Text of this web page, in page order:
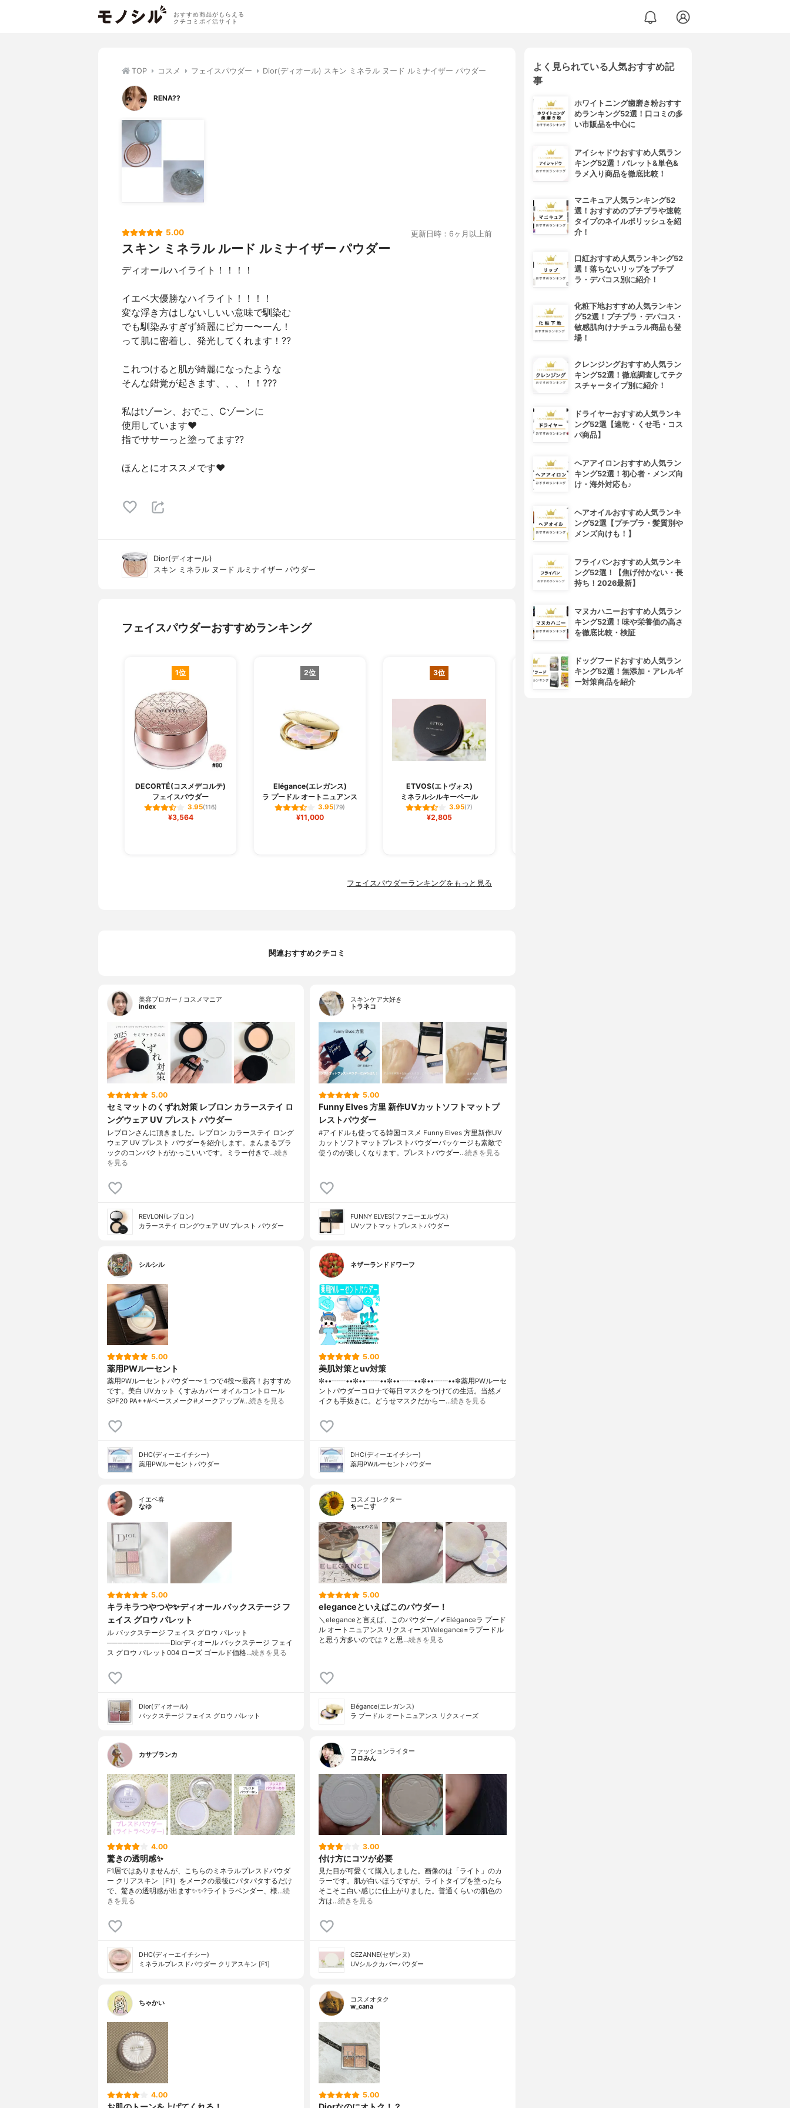
おすすめ商品がもらえる
クチコミポイ活サイト
TOP コスメ フェイスパウダー Dior(ディオール) スキン ミネラル ヌード ルミナイザー パウダー
RENA??
5.00 更新日時：6ヶ月以上前
スキン ミネラル ルード ルミナイザー パウダー
ディオールハイライト！！！！
イエベ大優勝なハイライト！！！！
変な浮き方はしないしいい意味で馴染む
でも馴染みすぎず綺麗にピカー〜ーん！
って肌に密着し、発光してくれます！??
これつけると肌が綺麗になったような
そんな錯覚が起きます、、、！！???
私はtゾーン、おでこ、Cゾーンに
使用しています❤
指でササーっと塗ってます??
ほんとにオススメです❤
Dior(ディオール)
スキン ミネラル ヌード ルミナイザー パウダー
フェイスパウダーおすすめランキング
1位
DECORTÉ(コスメデコルテ)
フェイスパウダー
3.95(116)
¥3,564
2位
Elégance(エレガンス)
ラ プードル オートニュアンス
3.95(79)
¥11,000
3位
ETVOS(エトヴォス)
ミネラルシルキーベール
3.95(7)
¥2,805
4位
フェイスパウダーランキングをもっと見る
関連おすすめクチコミ
美容ブロガー / コスメマニア
index
5.00
セミマットのくずれ対策 レブロン カラーステイ ロ
ングウェア UV プレスト パウダー
レブロンさんに頂きました。レブロン カラーステイ ロング
ウェア UV プレスト パウダーを紹介します。まんまるブラ
ックのコンパクトがかっこいいです。ミラー付きで…続き
を見る
REVLON(レブロン)
カラーステイ ロングウェア UV プレスト パウダー
スキンケア大好き
トラネコ
5.00
Funny Elves 方里 新作UVカットソフトマットプ
レストパウダー
#アイドルも使ってる韓国コスメ Funny Elves 方里新作UV
カットソフトマットプレストパウダーパッケージも素敵で
使うのが楽しくなります。プレストパウダー…続きを見る
FUNNY ELVES(ファニーエルヴス)
UVソフトマットプレストパウダー
シルシル
5.00
薬用PWルーセント
薬用PWルーセントパウダー〜１つで4役〜最高！おすすめ
です。美白 UVカット くすみカバー オイルコントロール
SPF20 PA++#ベースメーク#メークアップ#…続きを見る
DHC(ディーエイチシー)
薬用PWルーセントパウダー
ネザーランドドワーフ
5.00
美肌対策とuv対策
✼••┈┈••✼••┈┈••✼••┈┈••✼••┈┈••✼薬用PWルーセ
ントパウダーコロナで毎日マスクをつけての生活。当然メ
イクも手抜きに。どうせマスクだからー…続きを見る
DHC(ディーエイチシー)
薬用PWルーセントパウダー
イエベ春
なゆ
5.00
キラキラつやつや✨ディオール バックステージ フ
ェイス グロウ パレット
ル バックステージ フェイス グロウ パレット
────────────Diorディオール バックステージ フェイ
ス グロウ パレット004 ローズ ゴールド価格…続きを見る
Dior(ディオール)
バックステージ フェイス グロウ パレット
コスメコレクター
ちーこす
5.00
eleganceといえばこのパウダー！
＼eleganceと言えば、このパウダー／✔︎Eléganceラ プード
ル オートニュアンス リクスィーズⅣelegance=ラプードル
と思う方多いのでは？と思…続きを見る
Elégance(エレガンス)
ラ プードル オートニュアンス リクスィーズ
カサブランカ
4.00
驚きの透明感✨
F1層ではありませんが、こちらのミネラルプレスドパウダ
ー クリアスキン［F1］をメークの最後にパタパタするだけ
で、驚きの透明感が出ます✨✨?ライトラベンダー、様…続
きを見る
DHC(ディーエイチシー)
ミネラルプレスドパウダー クリアスキン [F1]
ファッションライター
コロみん
3.00
付け方にコツが必要
見た目が可愛くて購入しました。画像のは「ライト」のカ
ラーです。肌が白いほうですが、ライトタイプを塗ったら
そこそこ白い感じに仕上がりました。普通くらいの肌色の
方は…続きを見る
CEZANNE(セザンヌ)
UVシルクカバーパウダー
ちゃかい
4.00
コスメオタク
w_cana
5.00
よく見られている人気おすすめ記
事
ホワイトニング歯磨き粉おすす
めランキング52選！口コミの多
い市販品を中心に
アイシャドウおすすめ人気ラン
キング52選！パレット&単色&
ラメ入り商品を徹底比較！
マニキュア人気ランキング52
選！おすすめのプチプラや速乾
タイプのネイルポリッシュを紹
介！
口紅おすすめ人気ランキング52
選！落ちないリップをプチプ
ラ・デパコス別に紹介！
化粧下地おすすめ人気ランキン
グ52選！プチプラ・デパコス・
敏感肌向けナチュラル商品も登
場！
クレンジングおすすめ人気ラン
キング52選！徹底調査してテク
スチャータイプ別に紹介！
ドライヤーおすすめ人気ランキ
ング52選【速乾・くせ毛・コス
パ商品】
ヘアアイロンおすすめ人気ラン
キング52選！初心者・メンズ向
け・海外対応も♪
ヘアオイルおすすめ人気ランキ
ング52選【プチプラ・髪質別や
メンズ向けも！】
フライパンおすすめ人気ランキ
ング52選！【焦げ付かない・長
持ち！2026最新】
マヌカハニーおすすめ人気ラン
キング52選！味や栄養価の高さ
を徹底比較・検証
ドッグフードおすすめ人気ラン
キング52選！無添加・アレルギ
ー対策商品を紹介